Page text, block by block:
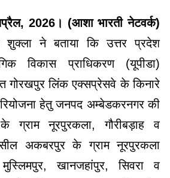
2026। (आशा भारती नेटवर्क)
शुक्ला ने बताया कि उत्तर प्रदेश
विकास प्राधिकरण (यूपीडा)
गोरखपुर लिंक एक्सप्रेसवे के किनारे
हेतु जनपद अम्बेडकरनगर की
ग्राम नूरपुरकला, गौरीबड़ाह व
अकबरपुर के ग्राम नूरपुरकला
खानजहांपुर, सिवरा व